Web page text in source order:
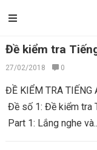
Đề kiểm tra
27/02/2018 0
ĐỀ KIỂM TRA
Đề số 1: Đề kiểm tra
Part 1: Lắng nghe